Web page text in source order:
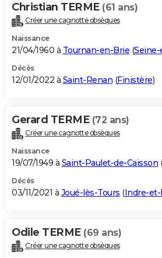
Christian TERME (61 ans)
Créer une cagnotte obsèques
Naissance
21/04/1960 à Tournan-en-Brie (
Décès
12/01/2022 à Saint-Renan (Finistère)
Gerard TERME (72 ans)
Créer une cagnotte obsèques
Naissance
19/07/1949 à Saint-Paulet-de-Caisson (
Décès
03/11/2021 à Joué-lès-Tours (Indre-et-
Odile TERME (69 ans)
Créer une cagnotte obsèques